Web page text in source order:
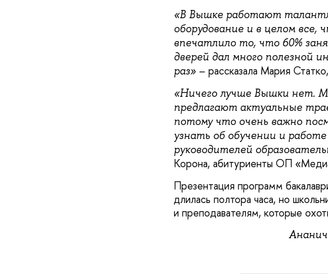
«В Вышке работают
оборудование и в целом все,
впечатлило то, что 60%
дверей дал много полезной
раз»– рассказала Мария
«Ничего лучше Вышки нет.
предлагают актуальные
потому что очень важно
узнать об обучении и
руководителей
Корона, абитуриенты ОП
Презентация программ
длилась полтора часа, но
и преподавателям, которые